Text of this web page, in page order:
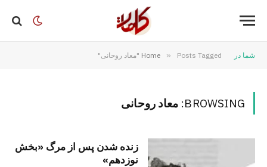
شما در Home » Posts Tagged "معاد روحانی"
BROWSING: معاد روحانی
زنده شدن پس از مرگ «بخش
نوزدهم»